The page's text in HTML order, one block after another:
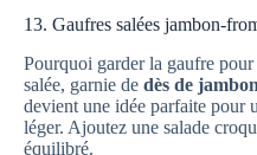
13. Gaufres salées jambon-
Pourquoi garder la gaufre pour
salée, garnie de dès de
devient une idée parfaite pour
léger. Ajoutez une salade
équilibré.